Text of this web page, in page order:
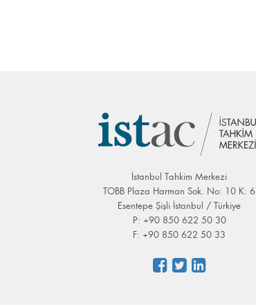
İstanbul Tahkim Merkezi
TOBB Plaza Harman Sok. No: 10 K: 6
Esentepe Şişli İstanbul / Türkiye
P: +90 850 622 50 30
F: +90 850 622 50 33